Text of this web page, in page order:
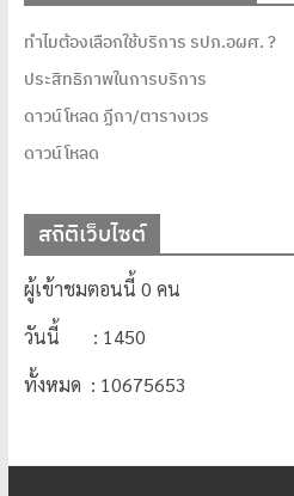
ทำไมต้องเลือกใช้บริการ รปภ.อผศ. ?
ประสิทธิภาพในการบริการ
ดาวน์โหลด ฏีกา/ตารางเวร
ดาวน์โหลด
สถิติเว็บไซต์
ผู้เข้าชมตอนนี้ 0 คน
วันนี้ : 1450
ทั้งหมด : 10675653